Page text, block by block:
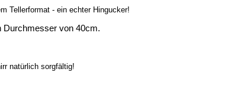
Tellerformat - ein echter Hingucker!
Durchmesser von 40cm.
natürlich sorgfältig!